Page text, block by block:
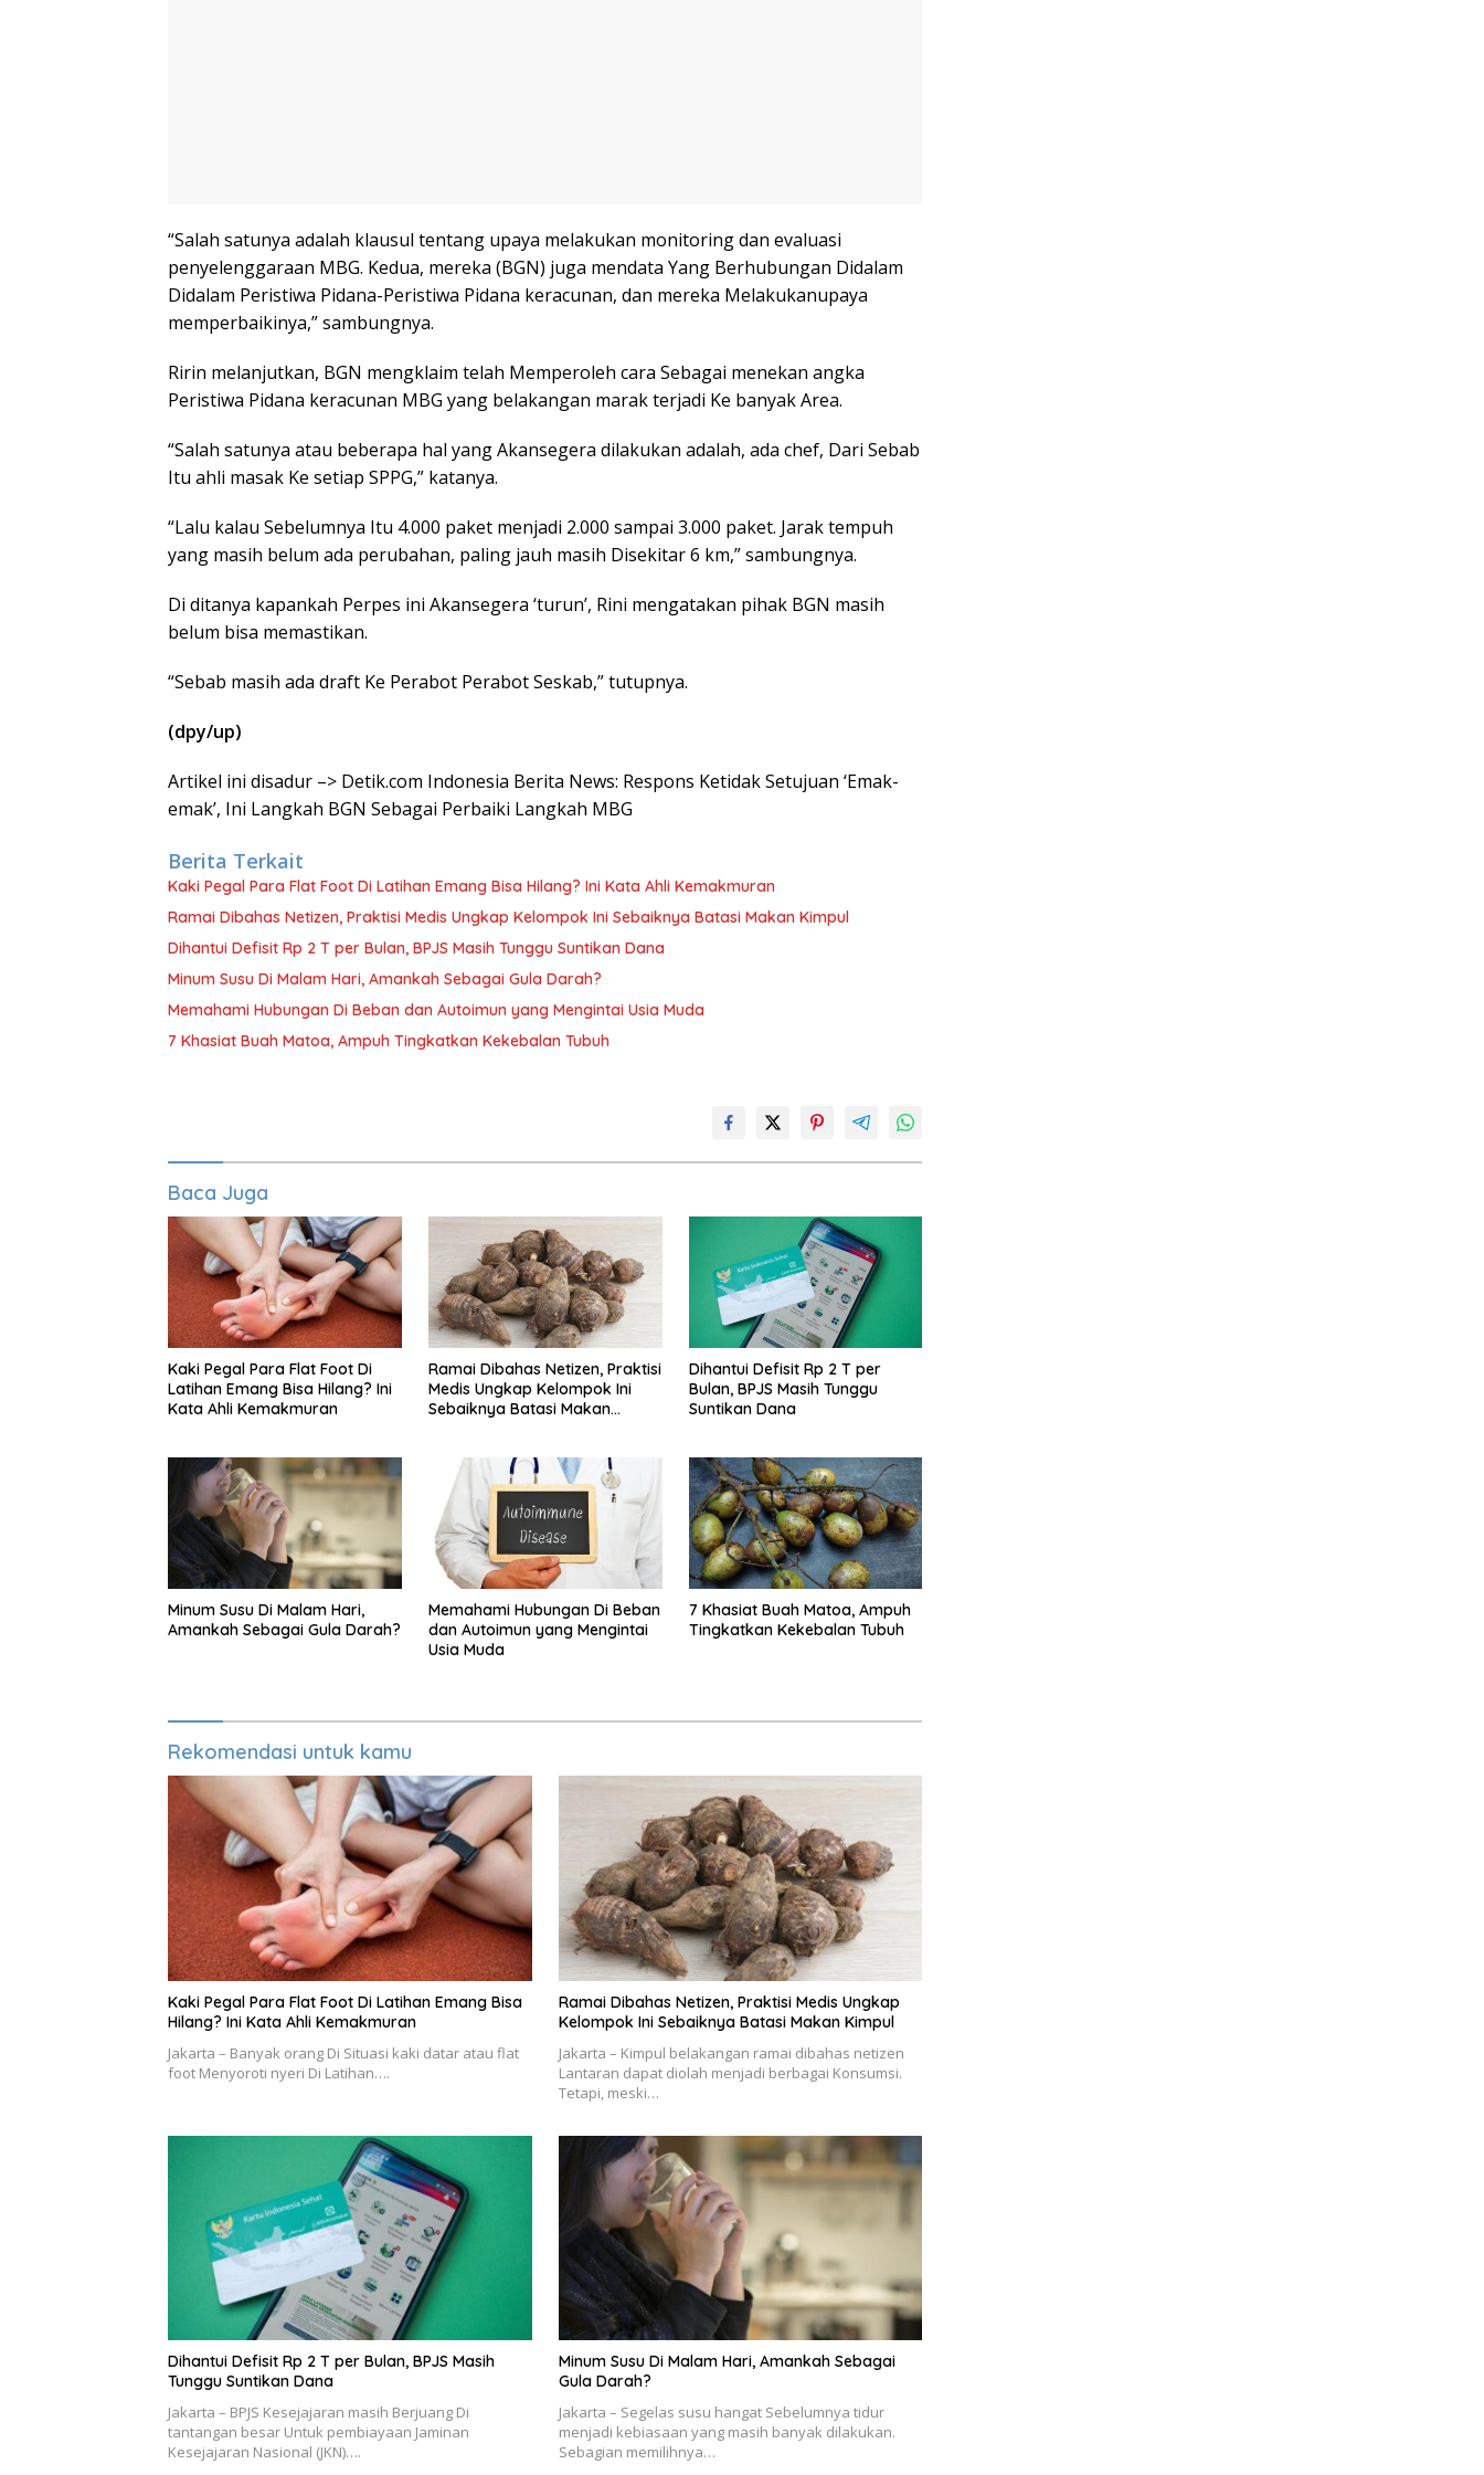
“Salah satunya adalah klausul tentang upaya melakukan monitoring dan evaluasi
penyelenggaraan MBG. Kedua, mereka (BGN) juga mendata Yang Berhubungan Didalam
Didalam Peristiwa Pidana-Peristiwa Pidana keracunan, dan mereka Melakukanupaya
memperbaikinya,” sambungnya.
Ririn melanjutkan, BGN mengklaim telah Memperoleh cara Sebagai menekan angka
Peristiwa Pidana keracunan MBG yang belakangan marak terjadi Ke banyak Area.
“Salah satunya atau beberapa hal yang Akansegera dilakukan adalah, ada chef, Dari Sebab
Itu ahli masak Ke setiap SPPG,” katanya.
“Lalu kalau Sebelumnya Itu 4.000 paket menjadi 2.000 sampai 3.000 paket. Jarak tempuh
yang masih belum ada perubahan, paling jauh masih Disekitar 6 km,” sambungnya.
Di ditanya kapankah Perpes ini Akansegera ‘turun’, Rini mengatakan pihak BGN masih
belum bisa memastikan.
“Sebab masih ada draft Ke Perabot Perabot Seskab,” tutupnya.
(dpy/up)
Artikel ini disadur –> Detik.com Indonesia Berita News: Respons Ketidak Setujuan ‘Emak-
emak’, Ini Langkah BGN Sebagai Perbaiki Langkah MBG
Berita Terkait
Kaki Pegal Para Flat Foot Di Latihan Emang Bisa Hilang? Ini Kata Ahli Kemakmuran
Ramai Dibahas Netizen, Praktisi Medis Ungkap Kelompok Ini Sebaiknya Batasi Makan Kimpul
Dihantui Defisit Rp 2 T per Bulan, BPJS Masih Tunggu Suntikan Dana
Minum Susu Di Malam Hari, Amankah Sebagai Gula Darah?
Memahami Hubungan Di Beban dan Autoimun yang Mengintai Usia Muda
7 Khasiat Buah Matoa, Ampuh Tingkatkan Kekebalan Tubuh
Baca Juga
Kaki Pegal Para Flat Foot Di
Latihan Emang Bisa Hilang? Ini
Kata Ahli Kemakmuran
Ramai Dibahas Netizen, Praktisi
Medis Ungkap Kelompok Ini
Sebaiknya Batasi Makan
Dihantui Defisit Rp 2 T per
Bulan, BPJS Masih Tunggu
Suntikan Dana
Minum Susu Di Malam Hari,
Amankah Sebagai Gula Darah?
Memahami Hubungan Di Beban
dan Autoimun yang Mengintai
Usia Muda
7 Khasiat Buah Matoa, Ampuh
Tingkatkan Kekebalan Tubuh
Rekomendasi untuk kamu
Kaki Pegal Para Flat Foot Di Latihan Emang Bisa
Hilang? Ini Kata Ahli Kemakmuran
Jakarta – Banyak orang Di Situasi kaki datar atau flat
foot Menyoroti nyeri Di Latihan….
Ramai Dibahas Netizen, Praktisi Medis Ungkap
Kelompok Ini Sebaiknya Batasi Makan Kimpul
Jakarta – Kimpul belakangan ramai dibahas netizen
Lantaran dapat diolah menjadi berbagai Konsumsi.
Tetapi, meski…
Dihantui Defisit Rp 2 T per Bulan, BPJS Masih
Tunggu Suntikan Dana
Jakarta – BPJS Kesejajaran masih Berjuang Di
tantangan besar Untuk pembiayaan Jaminan
Kesejajaran Nasional (JKN)….
Minum Susu Di Malam Hari, Amankah Sebagai
Gula Darah?
Jakarta – Segelas susu hangat Sebelumnya tidur
menjadi kebiasaan yang masih banyak dilakukan.
Sebagian memilihnya…